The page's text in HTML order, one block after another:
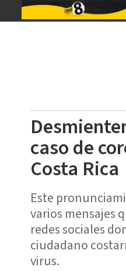
caso de
Costa Rica
Este
varios mensajes
redes sociales
ciudadano
virus.